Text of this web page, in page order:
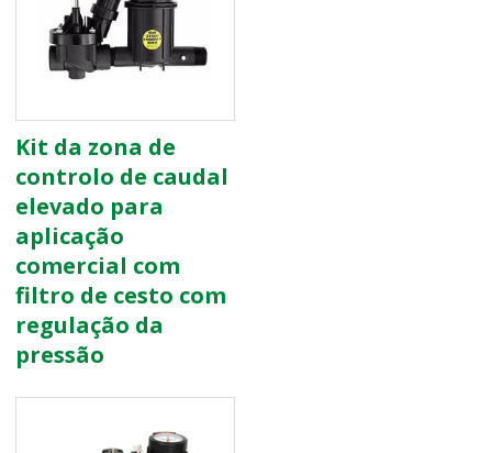
Kit da zona de
controlo de caudal
elevado para
aplicação
comercial com
filtro de cesto com
regulação da
pressão